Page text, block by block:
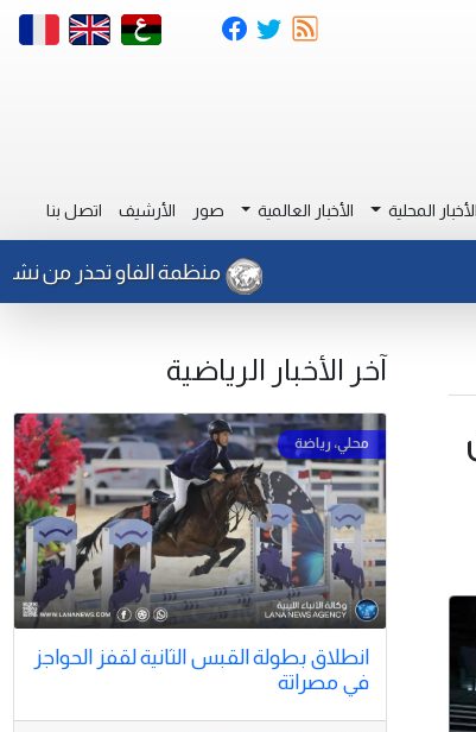
الأخبار المحلية الأخبار العالمية صور الأرشيف اتصل بنا
منظمة الفاو تحذر من نشاط
آخر الأخبار الرياضية
انطلاق بطولة القبس الثانية لقفز الحواجز
في مصراتة